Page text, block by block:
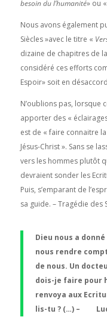
besoin du l’humanité» ou «
Nous avons également
Siècles »avec le titre «
dizaine de chapitres de
considéré ces efforts
Espoir» soit en
N’oublions pas, lorsque
apporter des «
est de « faire connaitre
Jésus-Christ ». Sans se
vers les hommes plutôt
devraient sonder les
Puis, s’emparant de
sa guide. – Tragédie des
Dieu nous a
nous rendre
de nous. Un
dois-je faire pour
renvoya aux
lis-tu ? (…) – Luc